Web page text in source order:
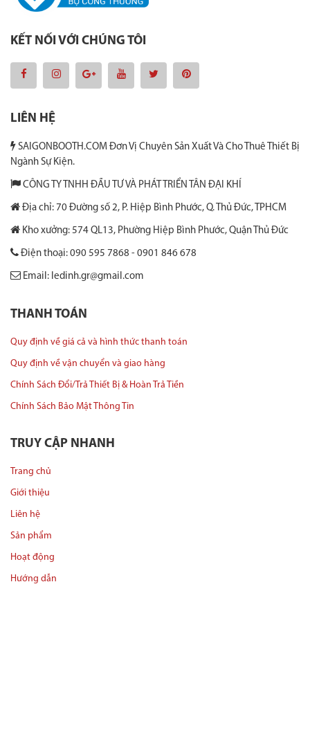
KẾT NỐI VỚI CHÚNG TÔI
LIÊN HỆ
SAIGONBOOTH.COM Đơn Vị Chuyên Sản Xuất Và Cho Thuê Thiết Bị
Ngành Sự Kiện.
CÔNG TY TNHH ĐẦU TƯ VÀ PHÁT TRIỂN TÂN ĐẠI KHÍ
Địa chỉ: 70 Đường số 2, P. Hiệp Bình Phước, Q. Thủ Đức, TPHCM
Kho xưởng: 574 QL13, Phường Hiệp Bình Phước, Quận Thủ Đức
Điện thoại: 090 595 7868 - 0901 846 678
Email: ledinh.gr@gmail.com
THANH TOÁN
Quy định về giá cả và hình thức thanh toán
Quy định về vận chuyển và giao hàng
Chính Sách Đổi/Trả Thiết Bị & Hoàn Trả Tiền
Chính Sách Bảo Mật Thông Tin
TRUY CẬP NHANH
Trang chủ
Giới thiệu
Liên hệ
Sản phẩm
Hoạt động
Hướng dẫn